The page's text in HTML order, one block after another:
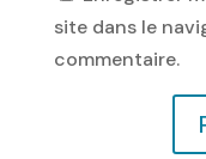
site dans le
commentaire.